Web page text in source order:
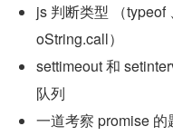
js 判断类型 （typeof
oString.call）
settimeout 和
队列
一道考察 promise 的